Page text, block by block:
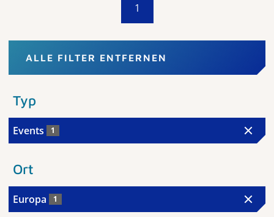
1
ALLE FILTER ENTFERNEN
Typ
Events 1
Ort
Europa 1